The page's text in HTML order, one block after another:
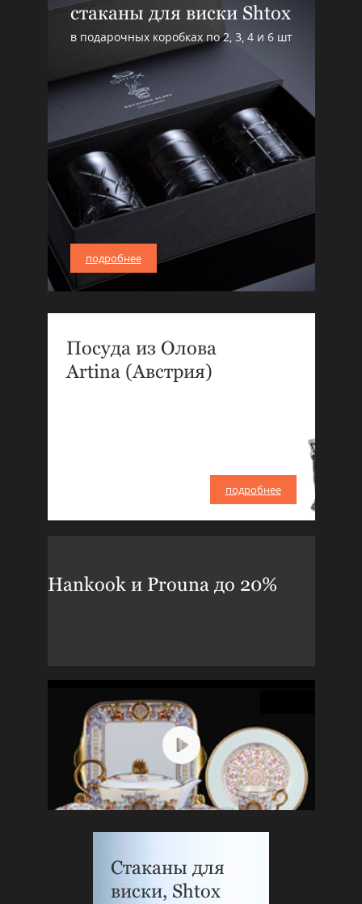
стаканы для виски Shtox
в подарочных коробках по 2, 3, 4 и 6 шт
подробнее
Посуда из Олова
Artina (Австрия)
подробнее
Hankook и Prouna до 20%
Стаканы для
виски, Shtox